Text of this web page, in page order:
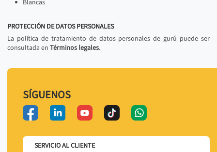
Blancas
PROTECCIÓN DE DATOS PERSONALES
La política de tratamiento de datos personales de gurú puede ser
consultada en Términos legales.
SÍGUENOS
SERVICIO AL CLIENTE